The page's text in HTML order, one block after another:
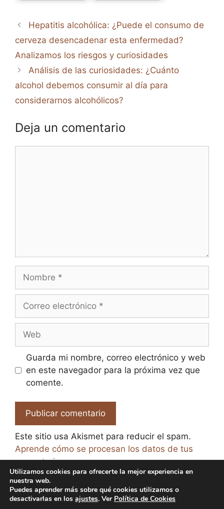
Hepatitis alcohólica: ¿Puede el consumo de
cerveza desencadenar esta enfermedad?
Analizamos los riesgos y curiosidades
Análisis de las curiosidades: ¿Cuánto
alcohol debemos consumir al día para
considerarnos alcohólicos?
Deja un comentario
electrónico
Guarda mi nombre, correo electrónico y web
en este navegador para la próxima vez que
comente.
Este sitio usa Akismet para reducir el spam.
Aprende cómo se procesan los datos de tus
comentarios.
Utilizamos cookies para ofrecerte la mejor experiencia en
nuestra web.
Puedes aprender más sobre qué cookies utilizamos o
desactivarlas en los ajustes. Ver Política de Cookies